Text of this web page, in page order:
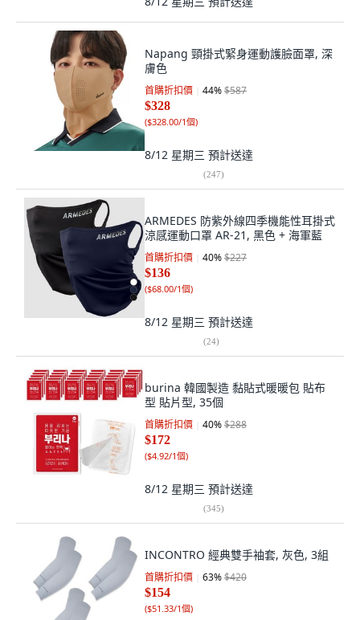
Napang 頸掛式緊身運動護臉面罩, 深
膚色
首購折扣價 44%$587
$328
($328.00/1個)
8/12 星期三 預計送達
(247)
ARMEDES 防紫外線四季機能性耳掛式
涼感運動口罩 AR-21, 黑色 + 海軍藍
首購折扣價 40%$227
$136
($68.00/1個)
8/12 星期三 預計送達
(24)
burina 韓國製造 黏貼式暖暖包 貼布
型 貼片型, 35個
首購折扣價 40%$288
$172
($4.92/1個)
8/12 星期三 預計送達
(345)
INCONTRO 經典雙手袖套, 灰色, 3組
首購折扣價 63%$420
$154
($51.33/1個)